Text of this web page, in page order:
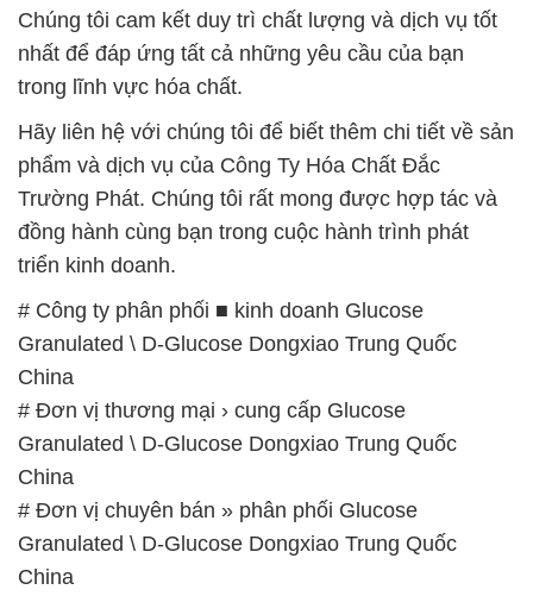
Chúng tôi cam kết duy trì chất lượng và dịch vụ tốt
nhất để đáp ứng tất cả những yêu cầu của bạn
trong lĩnh vực hóa chất.
Hãy liên hệ với chúng tôi để biết thêm chi tiết về sản
phẩm và dịch vụ của Công Ty Hóa Chất Đắc
Trường Phát. Chúng tôi rất mong được hợp tác và
đồng hành cùng bạn trong cuộc hành trình phát
triển kinh doanh.
# Công ty phân phối ■ kinh doanh Glucose
Granulated \ D-Glucose Dongxiao Trung Quốc
China
# Đơn vị thương mại › cung cấp Glucose
Granulated \ D-Glucose Dongxiao Trung Quốc
China
# Đơn vị chuyên bán » phân phối Glucose
Granulated \ D-Glucose Dongxiao Trung Quốc
China